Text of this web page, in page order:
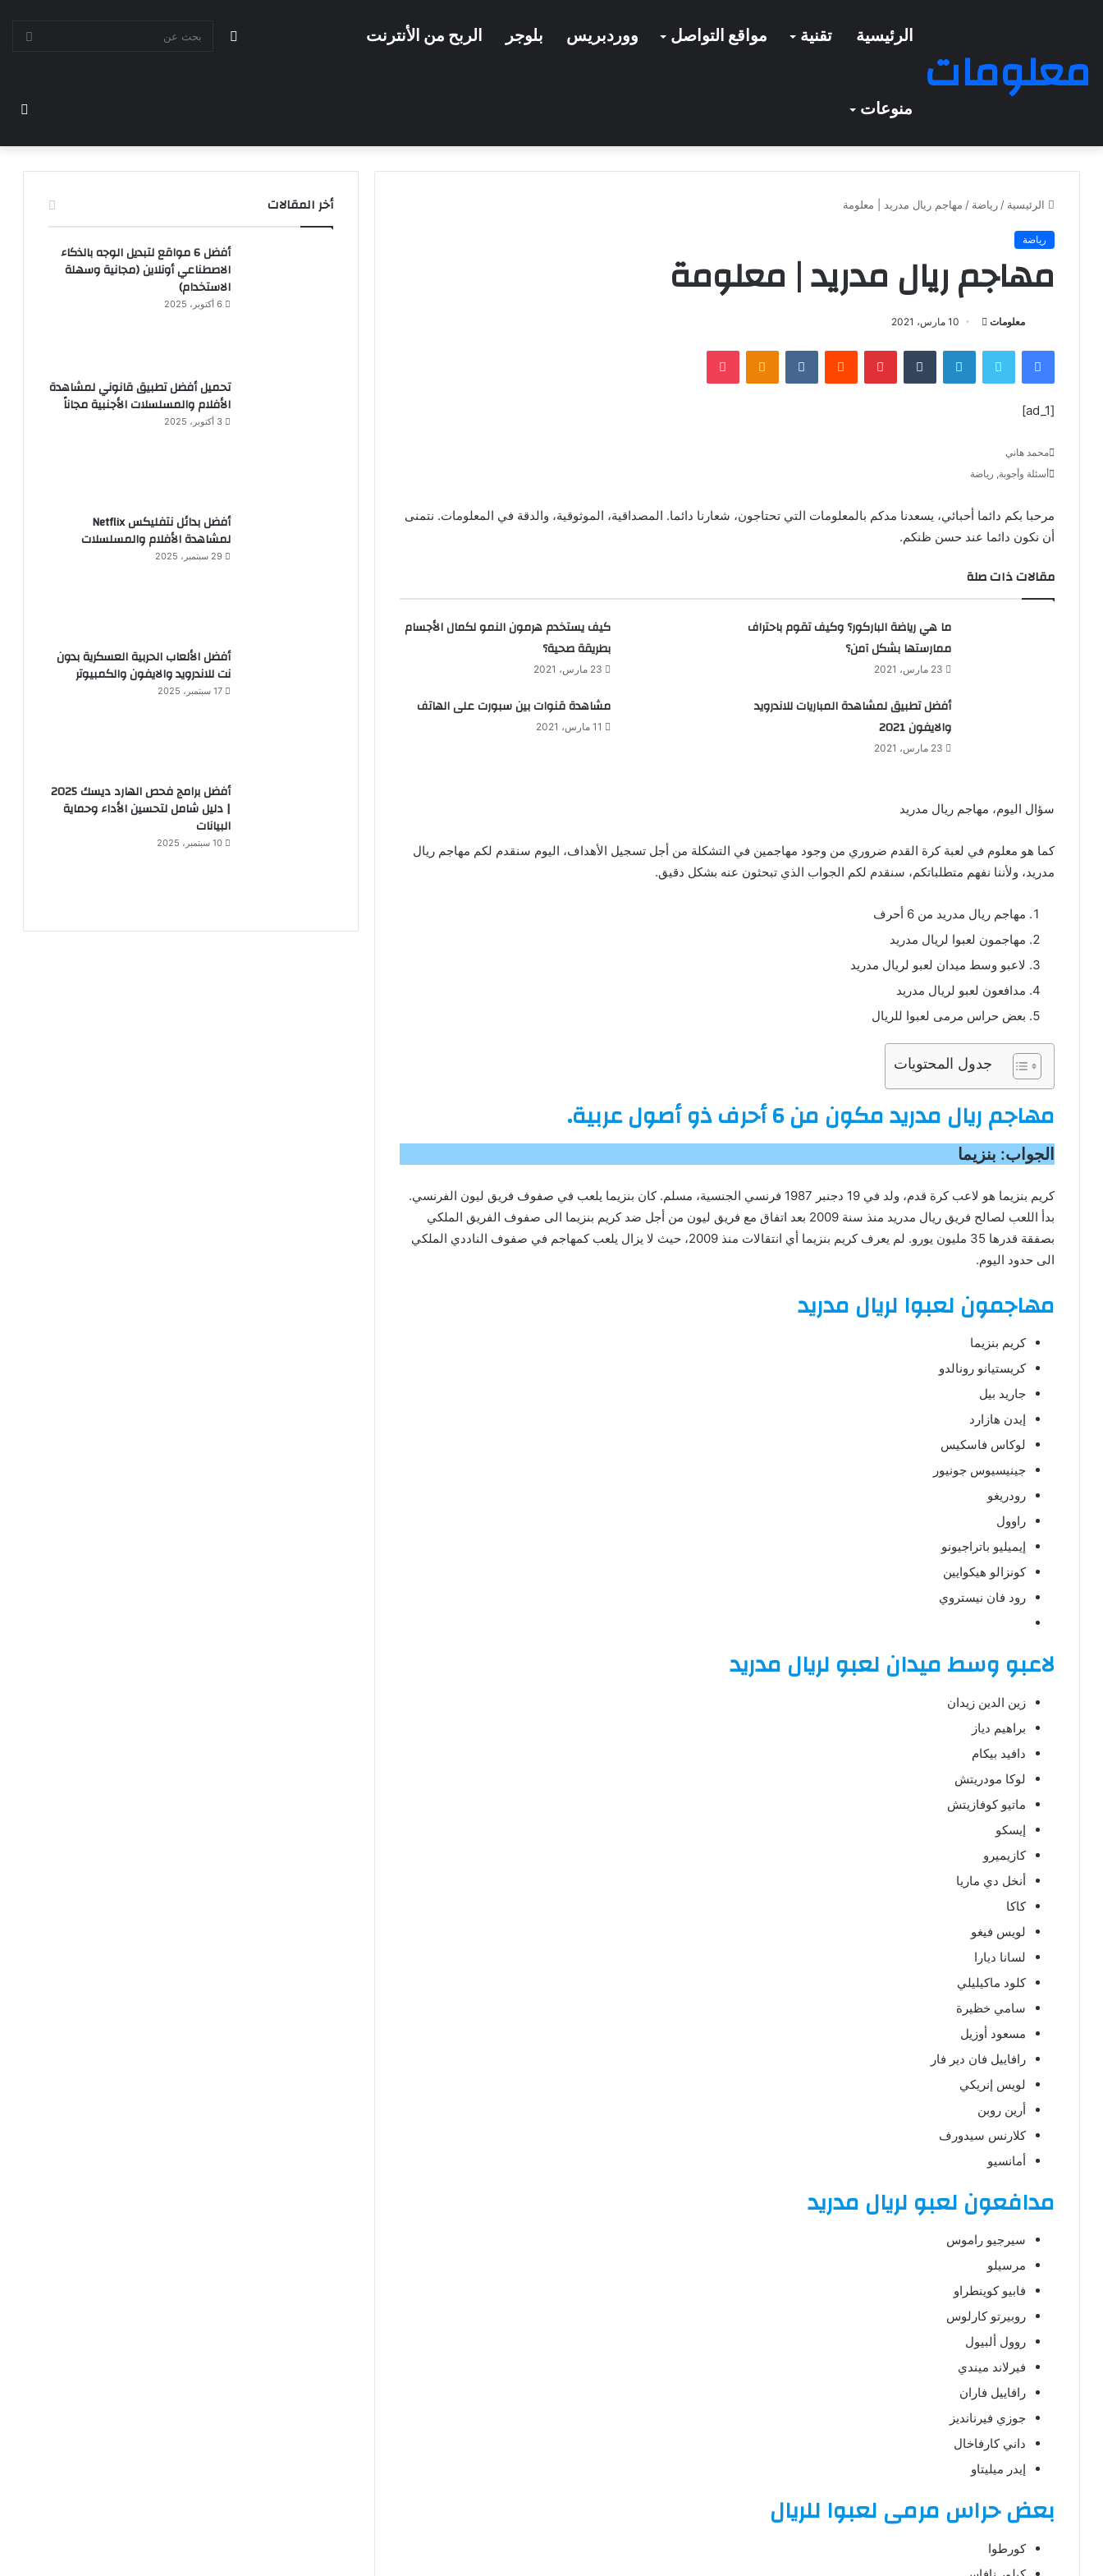
معلومات الرئيسية تقنية مواقع التواصل ووردبريس بلوجر الربح من الأنترنت
منوعات عن
الوضع
الرئيسية / رياضة / مهاجم ريال مدريد | معلومة
رياضة
مهاجم ريال مدريد | معلومة
معلومات
ل
ا
ل
ك
ر
و
10 مارس، 2021
فيسبوك لينكدإن بينتيريست ‏VKontakte
[ad_1]
محمد هاني
أسئلة وأجوبة, رياضة
مرحبا بكم دائما أحبائي، يسعدنا مدكم بالمعلومات التي تحتاجون، شعارنا دائما. المصداقية، الموثوقية، والدقة في المعلومات. نتمنى
أن نكون دائما عند حسن ظنكم.
مقالات ذات صلة
ما هي رياضة الباركور؟ وكيف تقوم باحتراف
ممارستها بشكل آمن؟
23 مارس، 2021
كيف يستخدم هرمون النمو لكمال الأجسام
بطريقة صحية؟
23 مارس، 2021
أفضل تطبيق لمشاهدة المباريات للاندرويد
والايفون 2021
23 مارس، 2021
مشاهدة قنوات بين سبورت على الهاتف
11 مارس، 2021
سؤال اليوم، مهاجم ريال مدريد
كما هو معلوم في لعبة كرة القدم ضروري من وجود مهاجمين في التشكلة من أجل تسجيل الأهداف، اليوم سنقدم لكم مهاجم ريال
مدريد، ولأننا نفهم متطلباتكم، سنقدم لكم الجواب الذي تبحثون عنه بشكل دقيق.
مهاجم ريال مدريد من 6 أحرف
مهاجمون لعبوا لريال مدريد
لاعبو وسط ميدان لعبو لريال مدريد
مدافعون لعبو لريال مدريد
بعض حراس مرمى لعبوا للريال
جدول المحتويات
مهاجم ريال مدريد مكون من 6 أحرف ذو أصول عربية.
الجواب: بنزيما
كريم بنزيما هو لاعب كرة قدم، ولد في 19 دجنبر 1987 فرنسي الجنسية، مسلم. كان بنزيما يلعب في صفوف فريق ليون الفرنسي.
بدأ اللعب لصالح فريق ريال مدريد منذ سنة 2009 بعد اتفاق مع فريق ليون من أجل ضد كريم بنزيما الى صفوف الفريق الملكي
بصفقة قدرها 35 مليون يورو. لم يعرف كريم بنزيما أي انتقالات منذ 2009، حيث لا يزال يلعب كمهاجم في صفوف الناددي الملكي
الى حدود اليوم.
مهاجمون لعبوا لريال مدريد
كريم بنزيما
كريستيانو رونالدو
جاريد بيل
إيدن هازارد
لوكاس فاسكيس
جينيسيوس جونيور
رودريغو
راوول
إيميليو باتراجيونو
كونزالو هيكوايين
رود فان نيستروي
لاعبو وسط ميدان لعبو لريال مدريد
زين الدين زيدان
براهيم دياز
دافيد بيكام
لوكا مودريتش
ماتيو كوفازيتش
إيسكو
كازيميرو
أنخل دي ماريا
كاكا
لويس فيغو
لسانا ديارا
كلود ماكيليلي
سامي خظيرة
مسعود أوزيل
رافاييل فان دير فار
لويس إنريكي
أرين روبن
كلارنس سيدورف
أمانسيو
مدافعون لعبو لريال مدريد
سيرجيو راموس
مرسيلو
فابيو كوينطراو
روبيرتو كارلوس
روول ألبيول
فيرلاند ميندي
رافاييل فاران
جوزي فيرنانديز
داني كارفاخال
إيدر ميليتاو
بعض حراس مرمى لعبوا للريال
كورطوا
أخر المقالات
أفضل 6 مواقع لتبديل الوجه بالذكاء
الاصطناعي أونلاين (مجانية وسهلة
الاستخدام)
6 أكتوبر، 2025
تحميل أفضل تطبيق قانوني لمشاهدة
الأفلام والمسلسلات الأجنبية مجاناً
3 أكتوبر، 2025
أفضل بدائل نتفليكس Netflix
لمشاهدة الأفلام والمسلسلات
29 سبتمبر، 2025
أفضل الألعاب الحربية العسكرية بدون
نت للاندرويد والايفون والكمبيوتر
17 سبتمبر، 2025
أفضل برامج فحص الهارد ديسك 2025
| دليل شامل لتحسين الأداء وحماية
البيانات
10 سبتمبر، 2025